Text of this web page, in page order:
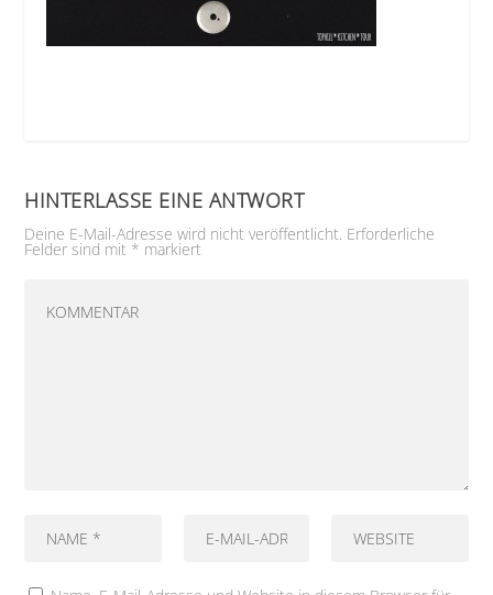
HINTERLASSE EINE ANTWORT
Deine E-Mail-Adresse wird nicht veröffentlicht. Erforderliche
Felder sind mit * markiert